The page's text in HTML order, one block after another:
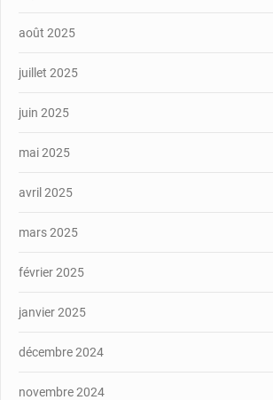
août 2025
juillet 2025
juin 2025
mai 2025
avril 2025
mars 2025
février 2025
janvier 2025
décembre 2024
novembre 2024